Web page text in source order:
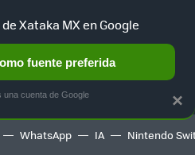
AUTO TERRITORIO
WhatsApp IA Nintendo
×
Xataka MX en Google
fuente preferida
una cuenta de Google